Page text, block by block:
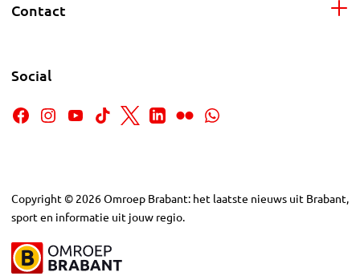
Contact
Social
Copyright © 2026Omroep Brabant: het laatste nieuws uit Brabant,
sport en informatie uit jouw regio.